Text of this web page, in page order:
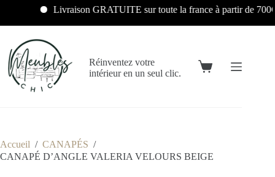
Livraison GRATUITE sur toute la france à partir de 700€
Réinventez votre
intérieur en un seul clic.
Accueil / CANAPÉS /
CANAPÉ D’ANGLE VALERIA VELOURS BEIGE